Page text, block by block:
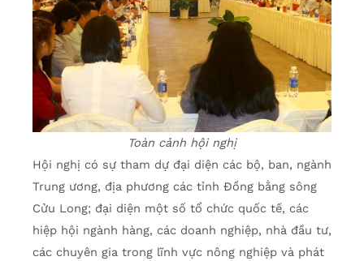
Toàn cảnh hội nghị
Hội nghị có sự tham dự đại diện các bộ, ban, ngành
Trung ương, địa phương các tỉnh Đồng bằng sông
Cửu Long; đại diện một số tổ chức quốc tế, các
hiệp hội ngành hàng, các doanh nghiệp, nhà đầu tư,
các chuyên gia trong lĩnh vực nông nghiệp và phát